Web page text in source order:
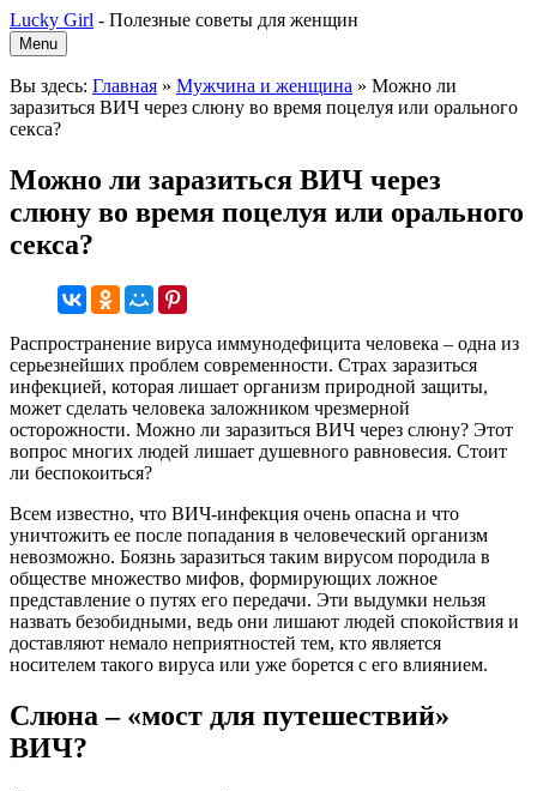
Lucky Girl - Полезные советы для женщин
Menu
Вы здесь: Главная » Мужчина и женщина » Можно ли
заразиться ВИЧ через слюну во время поцелуя или орального
секса?
Можно ли заразиться ВИЧ через
слюну во время поцелуя или орального
секса?
Распространение вируса иммунодефицита человека – одна из
серьезнейших проблем современности. Страх заразиться
инфекцией, которая лишает организм природной защиты,
может сделать человека заложником чрезмерной
осторожности. Можно ли заразиться ВИЧ через слюну? Этот
вопрос многих людей лишает душевного равновесия. Стоит
ли беспокоиться?
Всем известно, что ВИЧ-инфекция очень опасна и что
уничтожить ее после попадания в человеческий организм
невозможно. Боязнь заразиться таким вирусом породила в
обществе множество мифов, формирующих ложное
представление о путях его передачи. Эти выдумки нельзя
назвать безобидными, ведь они лишают людей спокойствия и
доставляют немало неприятностей тем, кто является
носителем такого вируса или уже борется с его влиянием.
Слюна – «мост для путешествий»
ВИЧ?